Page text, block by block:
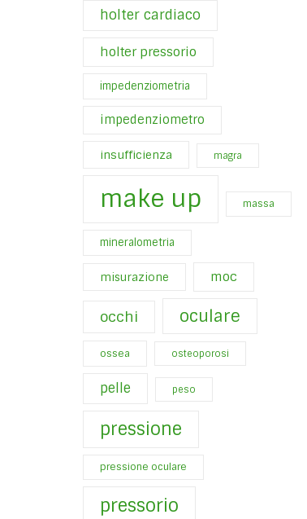
holter cardiaco
holter pressorio
impedenziometria
impedenziometro
insufficienza magra
make up massa
mineralometria
misurazione moc
occhi oculare
ossea osteoporosi
pelle peso
pressione
pressione oculare
pressorio